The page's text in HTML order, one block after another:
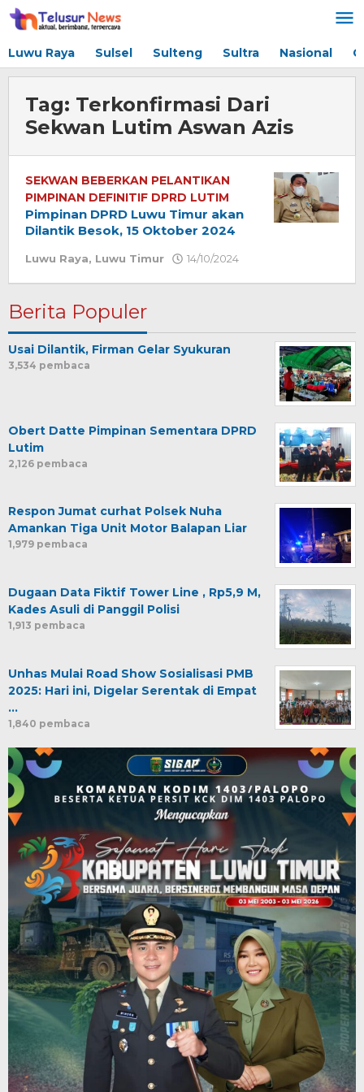
Lewati
ke
Luwu Raya Sulsel Sulteng Sultra Nasional
Tag: Terkonfirmasi Dari
Sekwan Lutim Aswan Azis
SEKWAN BEBERKAN PELANTIKAN
PIMPINAN DEFINITIF DPRD LUTIM
Pimpinan DPRD Luwu Timur akan
Dilantik Besok, 15 Oktober 2024
Luwu Raya, Luwu Timur 14/10/2024
Berita Populer
Usai Dilantik, Firman Gelar Syukuran
3,534 pembaca
Obert Datte Pimpinan Sementara DPRD
Lutim
2,126 pembaca
Respon Jumat curhat Polsek Nuha
Amankan Tiga Unit Motor Balapan Liar
1,979 pembaca
Dugaan Data Fiktif Tower Line , Rp5,9 M,
Kades Asuli di Panggil Polisi
1,913 pembaca
Unhas Mulai Road Show Sosialisasi PMB
2025: Hari ini, Digelar Serentak di Empat
…
1,840 pembaca